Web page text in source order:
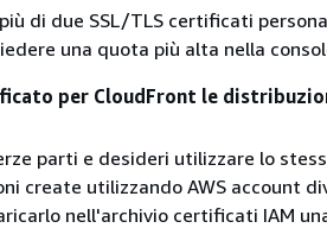
di due SSL/TLS certificati
una quota più alta nella
per CloudFront le
parti e desideri utilizzare lo
create utilizzando AWS account
nell'archivio certificati IAM